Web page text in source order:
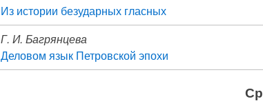
Из истории безударных гласных
Г. И. Багрянцева
Деловом язык Петровской эпохи